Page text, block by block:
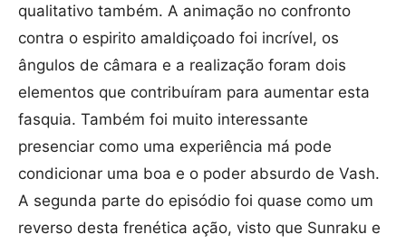
qualitativo também. A animação no confronto
contra o espirito amaldiçoado foi incrível, os
ângulos de câmara e a realização foram dois
elementos que contribuíram para aumentar esta
fasquia. Também foi muito interessante
presenciar como uma experiência má pode
condicionar uma boa e o poder absurdo de Vash.
A segunda parte do episódio foi quase como um
reverso desta frenética ação, visto que Sunraku e